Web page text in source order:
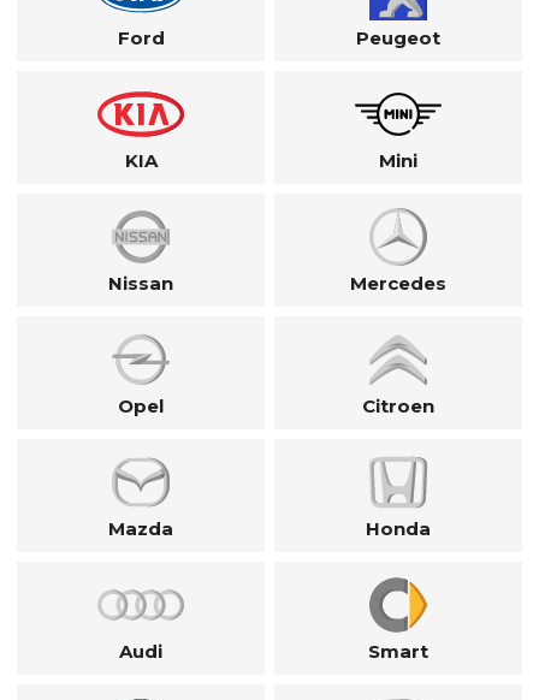
Ford Peugeot
KIA Mini
Nissan Mercedes
Opel Citroen
Mazda Honda
Audi Smart